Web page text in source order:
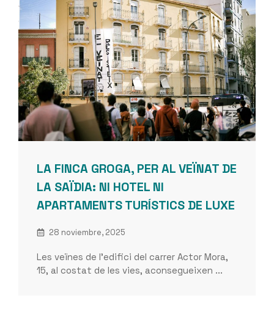
LA FINCA GROGA, PER AL VEÏNAT DE
LA SAÏDIA: NI HOTEL NI
APARTAMENTS TURÍSTICS DE LUXE
28 noviembre, 2025
Les veïnes de l’edifici del carrer Actor Mora,
15, al costat de les vies, aconsegueixen ...